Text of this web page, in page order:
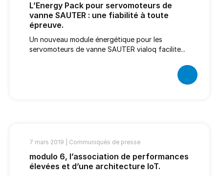
L’Energy Pack pour servomoteurs de
vanne SAUTER : une fiabilité à toute
épreuve.
Un nouveau module énergétique pour les
servomoteurs de vanne SAUTER vialoq facilite...
7 mars 2019 | Communiqués de presse
modulo 6, l’association de performances
élevées et d’une architecture IoT.